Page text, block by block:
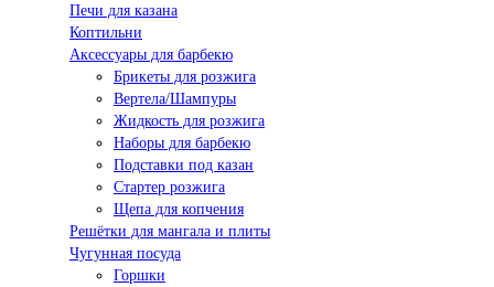
Печи для казана
Коптильни
Аксессуары для барбекю
Брикеты для розжига
Вертела/Шампуры
Жидкость для розжига
Наборы для барбекю
Подставки под казан
Стартер розжига
Щепа для копчения
Решётки для мангала и плиты
Чугунная посуда
Горшки